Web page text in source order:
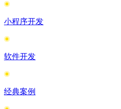
小程序开发
软件开发
经典案例